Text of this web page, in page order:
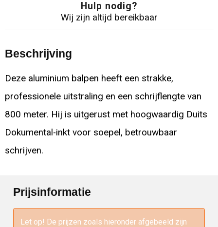
Hulp nodig?
Wij zijn altijd bereikbaar
Beschrijving
Deze aluminium balpen heeft een strakke,
professionele uitstraling en een schrijflengte van
800 meter. Hij is uitgerust met hoogwaardig Duits
Dokumental-inkt voor soepel, betrouwbaar
schrijven.
Prijsinformatie
Let op! De prijzen zoals hieronder afgebeeld zijn